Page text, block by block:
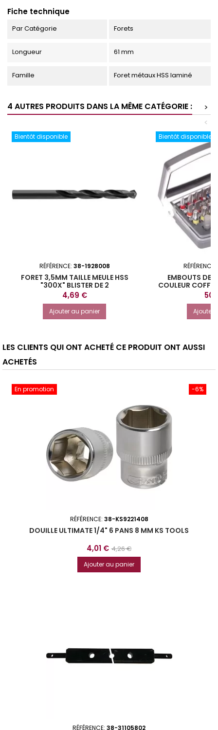
Fiche technique
Par Catégorie Forets
Longueur 61 mm
Famille Foret métaux HSS laminé
4 AUTRES PRODUITS DANS LA MÊME CATÉGORIE :
>
<
Bientôt disponible
RÉFÉRENCE: 38-1928008
FORET 3,5MM TAILLE MEULE HSS
"300X" BLISTER DE 2
Prix
4,69 €
Ajouter au panier
Bientôt disponible
RÉFÉRENCE:
EMBOUTS DE
COULEUR
Prix
Ajouter
LES CLIENTS QUI ONT ACHETÉ CE PRODUIT ONT AUSSI
ACHETÉS
-6%
En promotion
RÉFÉRENCE: 38-KS9221408
DOUILLE ULTIMATE 1/4" 6 PANS 8 MM KS TOOLS
Prix
4,01 € Prix
de
base
4,26 €
Ajouter au panier
RÉFÉRENCE: 38-31105802